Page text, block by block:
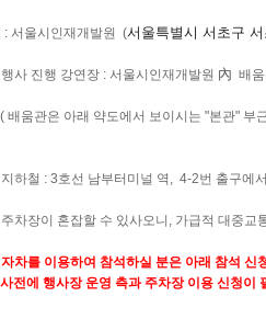
: 서울시인재개발원 (서울특별시 서초구
진행 강연장 : 서울시인재개발원 內 배
관은 아래 약도에서 보이시는 "본관" 부근
철 : 3호선 남부터미널 역, 4-2번 출구에서
장이 혼잡할 수 있사오니, 가급적 대중교
를 이용하여 참석하실 분은 아래 참석 신
행사장 운영 측과 주차장 이용 신청이